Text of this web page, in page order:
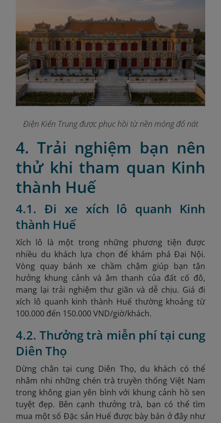
Điện Kiến Trung được phục hồi từ nền móng đổ nát
4. Trải nghiệm bạn nên
thử khi tham quan Kinh
thành Huế
4.1. Đi xe xích lô quanh Kinh
thành Huế
Xích lô là một trong những phương tiện được
nhiều du khách lựa chọn để khám phá Đại Nội.
Vòng quay bánh xe chầm chậm giúp bạn tận
hưởng khung cảnh và âm thanh của đất cố đô,
mang lại trải nghiệm thư giãn và dễ chịu. Giá đi
xích lô quanh kinh thành Huế thường khoảng từ
100.000 đến 150.000 VND/giờ/khách.
4.2. Thưởng trà miễn phí tại cung
Diên Thọ
Dừng chân tại cung Diên Thọ, du khách có thể
nhâm nhi những chén trà truyền thống Việt Nam
trong không gian yên bình với khung cảnh hồ sen
tuyệt đẹp. Bên cạnh thưởng trà, bạn có thể tìm
mua một số Đặc sản Huế được bày bán ở đây như